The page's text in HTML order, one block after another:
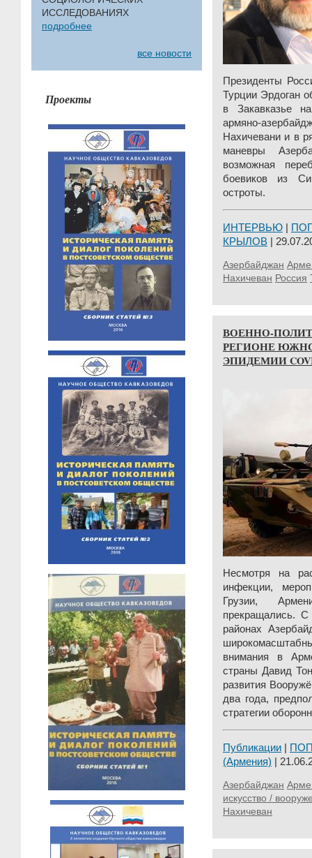
ИССЛЕДОВАНИЯХ
подробнее
все новости
Проекты
Президенты
Турции Эрдоган
в Закавказье
армяно-
Нахичевани и в
маневры
возможная
боевиков из
остроты.
ИНТЕРВЬЮ
КРЫЛОВ |
Азербайджан
Нахичеван Россия
ВОЕННО-
РЕГИОНЕ
ЭПИДЕМИИ
Несмотря на
инфекции,
Грузии,
прекращались.
районах
внимания в
страны Давид
развития
два года,
стратегии
Публикации
(Армения) |
Азербайджан
искусство /
Нахичеван